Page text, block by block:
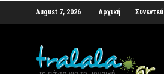
August 7, 2026 Αρχική